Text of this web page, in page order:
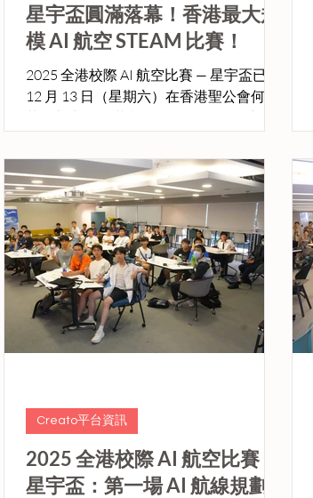
星宇盃圓滿落幕！香港最大規
模 AI 航空 STEAM 比賽！
2025 全港校際 AI 航空比賽 — 星宇盃已於
12 月 13 日（星期六）在香港聖公會何明
華會督中學圓滿舉行，吸引超過 40 隊來
大規模的 AI 航空校際比賽之一！ 由
Creato 及香港電腦教育學會（HKACE）
聯合主辦，星宇航空冠名贊助，並獲 HK
TECH 300、HKAI Lab 及 EASYsim 支持，
本賽事融合人工智能與航空科學，透過真
實挑戰激發學生 STEAM 潛能。
2025 全港校際 AI 航空比賽 —
星宇盃：第一場 AI 航線規劃
Creato平台資訊